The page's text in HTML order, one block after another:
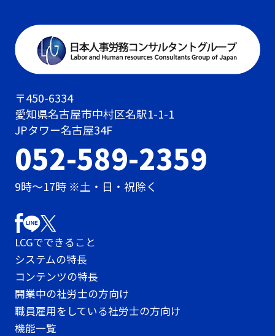
〒450-6334
愛知県名古屋市中村区名駅1-1-1
JPタワー名古屋34F
052-589-2359
9時〜17時 ※土・日・祝除く
LCGでできること
システムの特長
コンテンツの特長
開業中の社労士の方向け
職員雇用をしている社労士の方向け
機能一覧